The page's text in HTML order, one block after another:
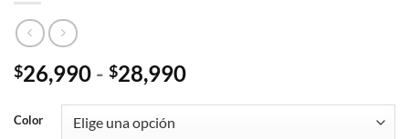
$26,990 - $28,990Rango
Color